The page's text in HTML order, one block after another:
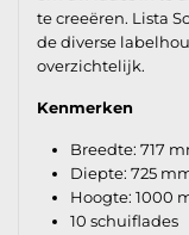
te creeëren. Lista
de diverse
overzichtelijk.
Kenmerken
Breedte: 717
Diepte: 725
Hoogte: 1000
10 schuiflades